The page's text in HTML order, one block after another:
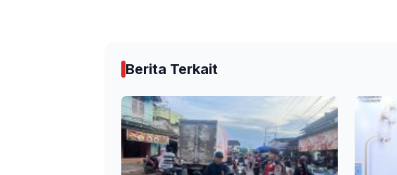
Berita Terkait